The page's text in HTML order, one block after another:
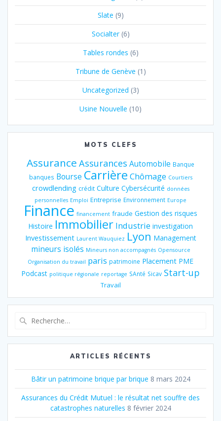
Slate (9)
Socialter(6)
Tables rondes (6)
Tribune de Genève (1)
Uncategorized (3)
Usine Nouvelle (10)
MOTS CLEFS
Assurance Assurances Automobile Banque
banques Bourse Carrière Chômage Courtiers
crowdlending crédit Culture Cybersécurité données
personnelles Emploi Entreprise Environnement Europe
Finance financement fraude Gestion des risques
Histoire Immobilier Industrie investigation
Investissement Laurent Wauquiez Lyon Management
mineurs isolés Mineurs non accompagnés Opensource
Organisation du travail paris patrimoine Placement PME
Podcast politique régionale reportage SAnté Sicav Start-up
Travail
:
ARTICLES RÉCENTS
Bâtir un patrimoine brique par brique 8 mars 2024
Assurances du Crédit Mutuel : le résultat net souffre des
catastrophes naturelles 8 février 2024